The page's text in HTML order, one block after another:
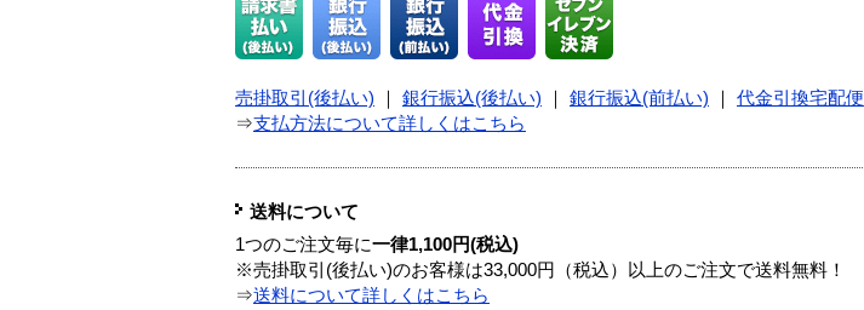
売掛取引(後払い) 銀行振込(後払い) 銀行振込(前払い) 代金引換宅配便
⇒支払方法について詳しくはこちら
送料について
1つのご注文毎に一律1,100円(税込)
※売掛取引(後払い)のお客様は33,000円（税込）以上のご注文で送料無料！
⇒送料について詳しくはこちら